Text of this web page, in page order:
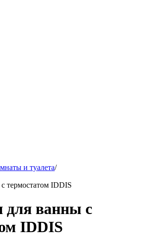
и туалета/
термостатом IDDIS
для ванны с
IDDIS